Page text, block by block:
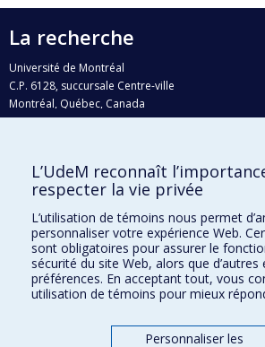
La recherche
Université de Montréal
C.P. 6128, succursale Centre-ville
Montréal, Québec, Canada
H3C 3J7
Qui fait quoi?
Nous trouver
Plan du site
Accessibilité
L’UdeM reconnaît
respecter la vie privée
L’utilisation de témoins nous permet
personnaliser votre expérience Web.
sont obligatoires pour assurer le
sécurité du site Web, alors que
préférences. En acceptant tout, vous
utilisation de témoins pour mieux
Personnaliser les